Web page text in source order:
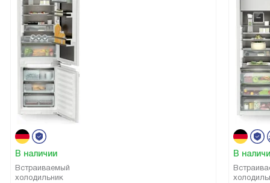
В наличии
Встраиваемый
холодильник
В